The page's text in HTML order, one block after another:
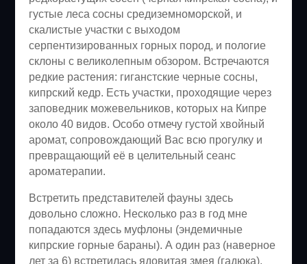
густые леса сосны средиземноморской, и
скалистые участки с выходом
серпентизированных горных пород, и пологие
склоны с великолепным обзором. Встречаются
редкие растения: гиганстские черные сосны,
кипрский кедр. Есть участки, проходящие через
заповедник можевельников, которых на Кипре
около 40 видов. Особо отмечу густой хвойный
аромат, сопровождающий Вас всю прогулку и
превращающий её в целительный сеанс
ароматерапии.
Встретить представителей фауны здесь
довольно сложно. Несколько раз в год мне
попадаются здесь муфлоны (эндемичные
кипрские горные бараны). А один раз (наверное
лет за 6) встретилась ядовитая змея (гадюка),